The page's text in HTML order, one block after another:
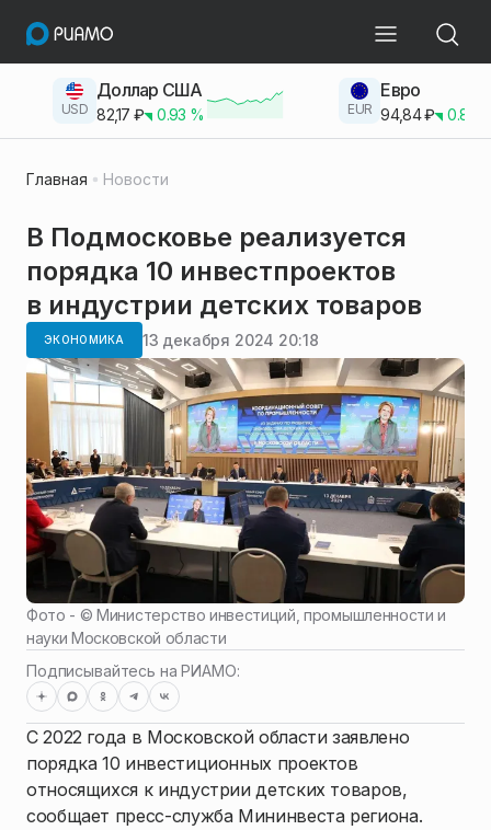
USD
Доллар США
82,17 ₽ 0.93 % EUR
Евро
94,84₽ 0.83
Главная Новости
В Подмосковье реализуется
порядка 10 инвестпроектов
в индустрии детских товаров
ЭКОНОМИКА 13 декабря 2024 20:18
Фото - ©Министерство инвестиций, промышленности и
науки Московской области
Подписывайтесь на РИАМО:
С 2022 года в Московской области заявлено
порядка 10 инвестиционных проектов
относящихся к индустрии детских товаров,
сообщает пресс-служба Мининвеста региона.